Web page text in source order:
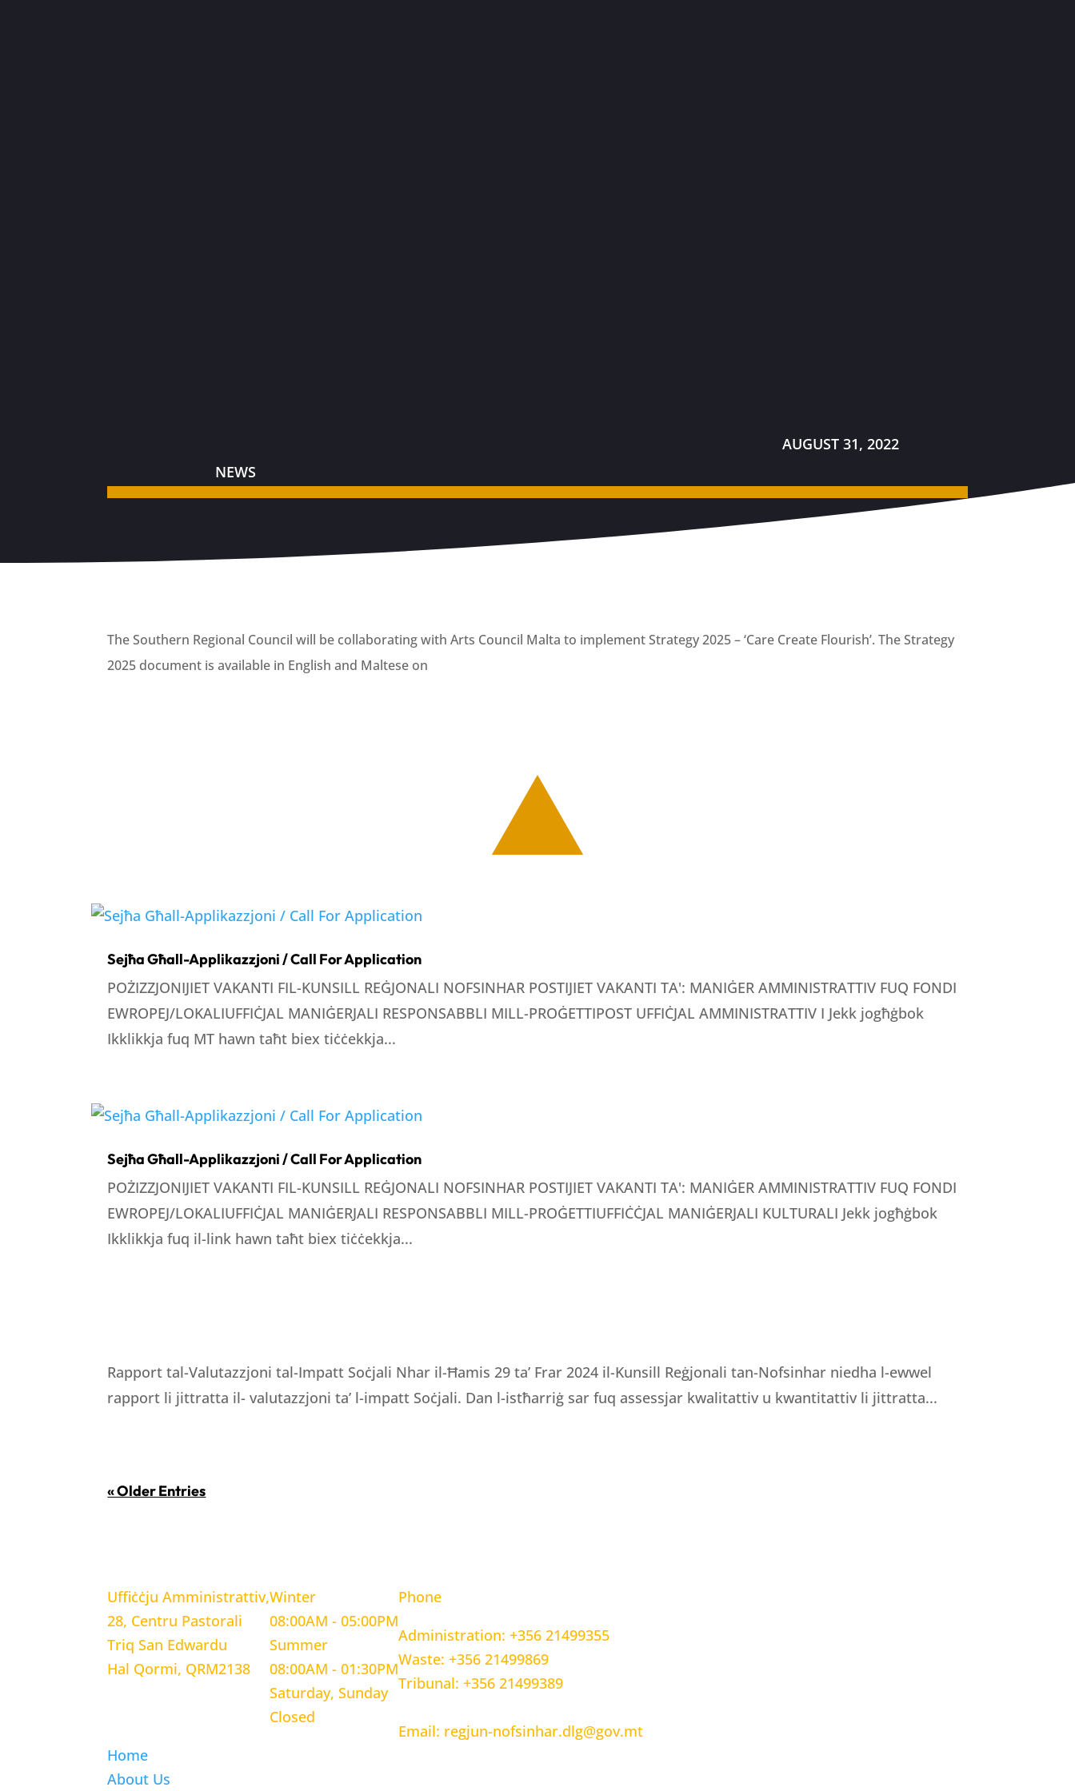
NEWS
AUGUST 31, 2022
The Southern Regional Council will be collaborating with Arts Council Malta to implement Strategy 2025 – ‘Care Create Flourish’. The Strategy
2025 document is available in English and Maltese on
Sejħa Għall-Applikazzjoni / Call For Application
POŻIZZJONIJIET VAKANTI FIL-KUNSILL REĠJONALI NOFSINHAR POSTIJIET VAKANTI TA': MANIĠER AMMINISTRATTIV FUQ FONDI
EWROPEJ/LOKALIUFFIĊJAL MANIĠERJALI RESPONSABBLI MILL-PROĠETTIPOST UFFIĊJAL AMMINISTRATTIV I Jekk jogħġbok
Ikklikkja fuq MT hawn taħt biex tiċċekkja...
Sejħa Għall-Applikazzjoni / Call For Application
POŻIZZJONIJIET VAKANTI FIL-KUNSILL REĠJONALI NOFSINHAR POSTIJIET VAKANTI TA': MANIĠER AMMINISTRATTIV FUQ FONDI
EWROPEJ/LOKALIUFFIĊJAL MANIĠERJALI RESPONSABBLI MILL-PROĠETTIUFFIĊĊJAL MANIĠERJALI KULTURALI Jekk jogħġbok
Ikklikkja fuq il-link hawn taħt biex tiċċekkja...
Rapport tal-Valutazzjoni tal-Impatt Soċjali Nhar il-Ħamis 29 ta’ Frar 2024 il-Kunsill Reġjonali tan-Nofsinhar niedha l-ewwel
rapport li jittratta il- valutazzjoni ta’ l-impatt Soċjali. Dan l-istħarriġ sar fuq assessjar kwalitattiv u kwantitattiv li jittratta...
« Older Entries
Uffiċċju Amministrattiv,
28, Centru Pastorali
Triq San Edwardu
Hal Qormi, QRM2138
Winter
08:00AM - 05:00PM
Summer
08:00AM - 01:30PM
Saturday, Sunday
Closed
Phone
Administration: +356 21499355
Waste: +356 21499869
Tribunal: +356 21499389
Email: regjun-nofsinhar.dlg@gov.mt
Home
About Us